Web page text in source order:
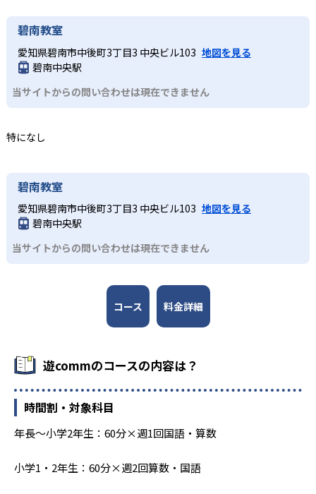
小学3～6年生
タブレット・パソコンを使ったICT授業で楽しく学びなが
ら、英語コース・プログラミング・理科実験・農業体験と
いった多彩なプログラムで興味を広げ、学力向上を図る。
3
高校受験を見据えたカリキュラムとテスト対策を実施。学
談での進路相談までしっかりサポートする。
体験型学習も実施している。
定員制のため、人気コースは募集締め切りが早くなること
がある。また、体験プログラムの日程は限定されており、
予約が取りにくい場合がある。
遊commは合格実績を公式サイトで公開していない。
碧南教室
愛知県碧南市中後町3丁目3 中央ビル103 地図を見る
碧南中央駅
当サイトからの問い合わせは現在できません
特になし
碧南教室
愛知県碧南市中後町3丁目3 中央ビル103 地図を見る
碧南中央駅
当サイトからの問い合わせは現在できません
コース 料金詳細
遊commのコースの内容は？
時間割・対象科目
年長～小学2年生：60分×週1回国語・算数
小学1・2年生：60分×週2回算数・国語